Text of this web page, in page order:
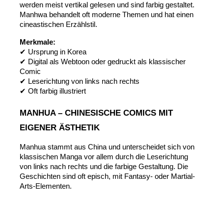
werden meist vertikal gelesen und sind farbig gestaltet.
Manhwa behandelt oft moderne Themen und hat einen
cineastischen Erzählstil.
Merkmale:
✔ Ursprung in Korea
✔ Digital als Webtoon oder gedruckt als klassischer
Comic
✔ Leserichtung von links nach rechts
✔ Oft farbig illustriert
MANHUA – CHINESISCHE COMICS MIT
EIGENER ÄSTHETIK
Manhua stammt aus China und unterscheidet sich von
klassischen Manga vor allem durch die Leserichtung
von links nach rechts und die farbige Gestaltung. Die
Geschichten sind oft episch, mit Fantasy- oder Martial-
Arts-Elementen.